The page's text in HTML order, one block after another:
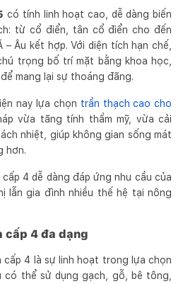
có tính linh hoạt cao, dễ dàng biến
từ cổ điển, tân cổ điển cho đến
Âu kết hợp. Với diện tích hạn chế,
trọng bố trí mặt bằng khoa học,
mang lại sự thoáng đãng.
nay lựa chọn trần thạch cao cho
vừa tăng tính thẩm mỹ, vừa cải
nhiệt, giúp không gian sống mát
hơn.
4 dễ dàng đáp ứng nhu cầu của
lẫn gia đình nhiều thế hệ tại nông
cấp 4 đa dạng
cấp 4 là sự linh hoạt trong lựa chọn
có thể sử dụng gạch, gỗ, bê tông,